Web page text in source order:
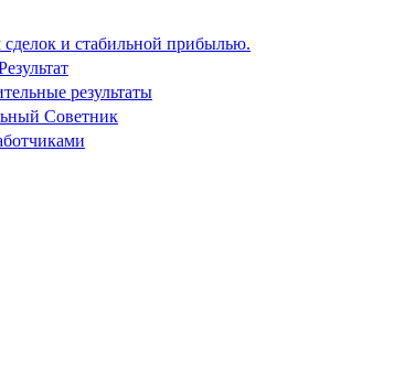
и стабильной прибылью.
результаты
Советник